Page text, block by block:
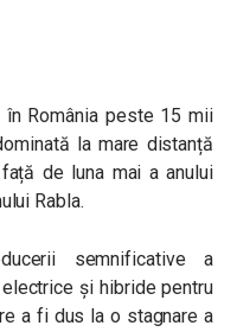
România peste 15 mii
la mare distanță
de luna mai a anului
Rabla.
semnificative a
și hibride pentru
a fi dus la o stagnare a